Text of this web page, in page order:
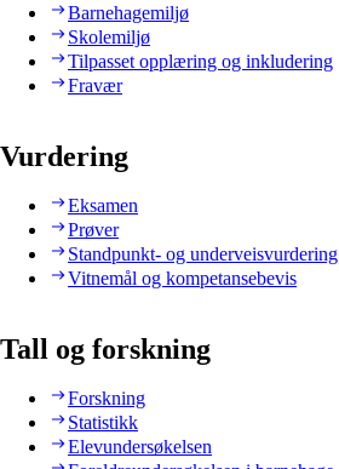
Barnehagemiljø
Skolemiljø
Tilpasset opplæring og inkludering
Fravær
Vurdering
Eksamen
Prøver
Standpunkt- og underveisvurdering
Vitnemål og kompetansebevis
Tall og forskning
Forskning
Statistikk
Elevundersøkelsen